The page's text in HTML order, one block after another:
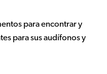
para encontrar y
para sus audífonos y